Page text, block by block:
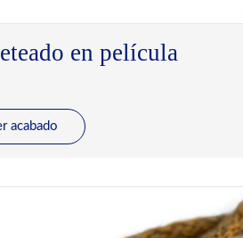
en película
acabado